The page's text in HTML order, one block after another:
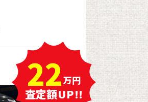
22万円
査定額UP!!